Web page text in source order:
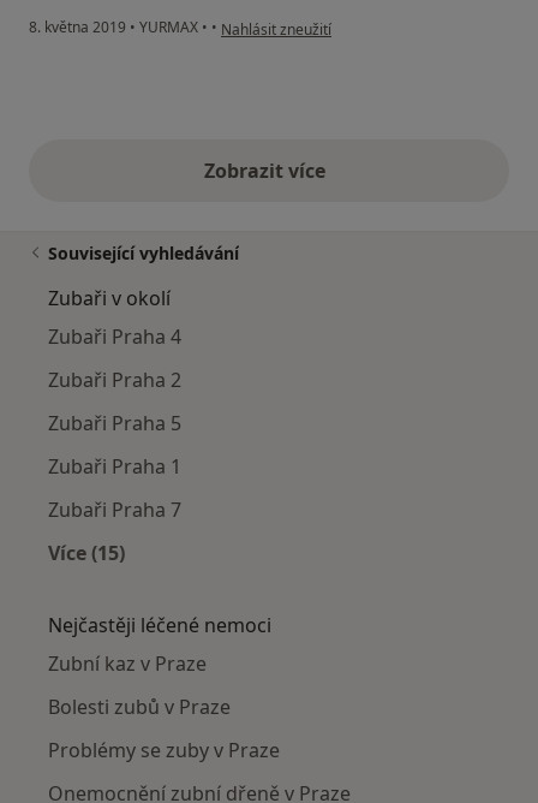
8. května 2019 • YURMAX • • podle názoru uživatele Váš účet byl odstraněn
Nahlásit zneužití
Zobrazit vícevýše uvedené názory
Související vyhledávání
Zubaři v okolí
Zubaři Praha 4
Zubaři Praha 2
Zubaři Praha 5
Zubaři Praha 1
Zubaři Praha 7
Více (15)
Nejčastěji léčené nemoci
Zubní kaz v Praze
Bolesti zubů v Praze
Problémy se zuby v Praze
Onemocnění zubní dřeně v Praze